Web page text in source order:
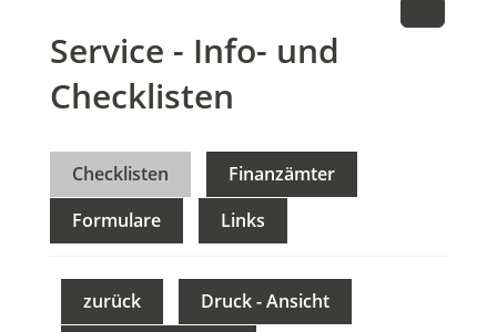
Service - Info- und
Checklisten
Checklisten
Finanzämter
Formulare
Links
zurück
Druck - Ansicht